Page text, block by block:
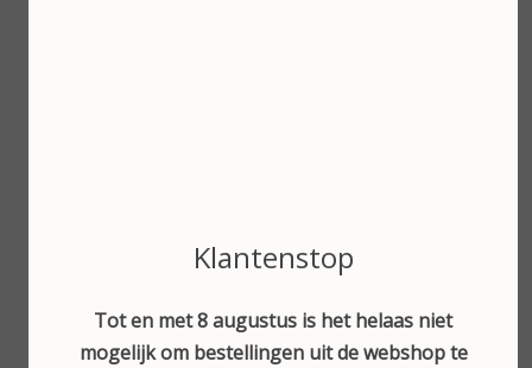
Klantenstop
Tot en met 8 augustus is het helaas niet
mogelijk om bestellingen uit de webshop te